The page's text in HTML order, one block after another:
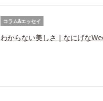
コラム&エッセイ
わからない美しさ｜なにげな